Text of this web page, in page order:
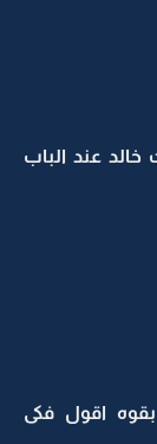
عند الباب
اقول فكى